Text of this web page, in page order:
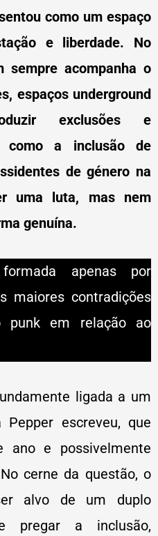
como um espaço
e liberdade. No
sempre acompanha o
espaços underground
exclusões e
como a inclusão de
de género na
uma luta, mas nem
genuína.
apenas por
maiores contradições
punk em relação ao
ligada a um
escreveu, que
ano e possivelmente
cerne da questão, o
alvo de um duplo
pregar a inclusão,